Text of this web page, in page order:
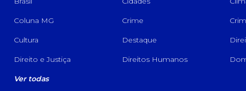
Coluna MG Crime
Cultura Destaque
Direito e Justiça Direitos Humanos
Ver todas